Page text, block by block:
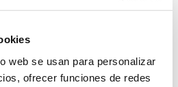
web se usan para personalizar
ofrecer funciones de redes
que estás tomando la decisión
la eficiencia en tus
operadora de telefonía